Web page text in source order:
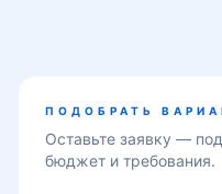
ПОДОБРАТЬ
Оставьте заявку —
бюджет и требования.